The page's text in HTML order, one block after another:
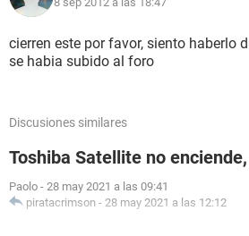
819 eu en el corte ingles, he visto
webs pero no se indica si lleva
algunas web no se indique siendo el
saludos
cierren este por favor, siento haberlo
se habia subido al foro
Discusiones similares
Toshiba Satellite no
Paolo - 28 may 2021 a las 09:41
piratacrimson - 28 may 2021 a las 12:12